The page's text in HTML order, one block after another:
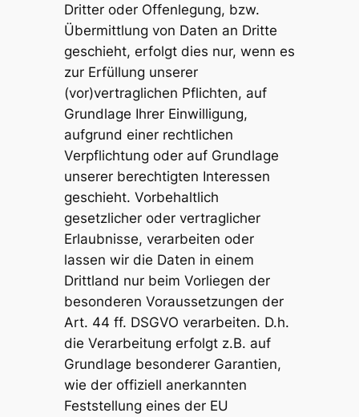
Dritter oder Offenlegung, bzw.
Übermittlung von Daten an Dritte
geschieht, erfolgt dies nur, wenn es
zur Erfüllung unserer
(vor)vertraglichen Pflichten, auf
Grundlage Ihrer Einwilligung,
aufgrund einer rechtlichen
Verpflichtung oder auf Grundlage
unserer berechtigten Interessen
geschieht. Vorbehaltlich
gesetzlicher oder vertraglicher
Erlaubnisse, verarbeiten oder
lassen wir die Daten in einem
Drittland nur beim Vorliegen der
besonderen Voraussetzungen der
Art. 44 ff. DSGVO verarbeiten. D.h.
die Verarbeitung erfolgt z.B. auf
Grundlage besonderer Garantien,
wie der offiziell anerkannten
Feststellung eines der EU